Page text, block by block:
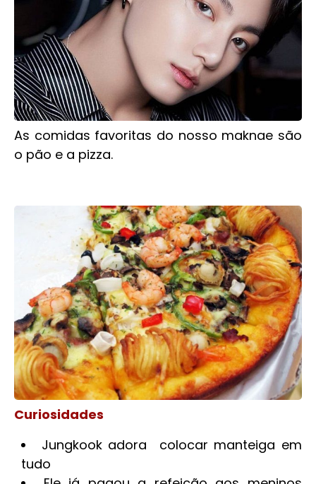
As comidas favoritas do nosso maknae são
o pão e a pizza.
Curiosidades
Jungkook adora colocar manteiga em
tudo